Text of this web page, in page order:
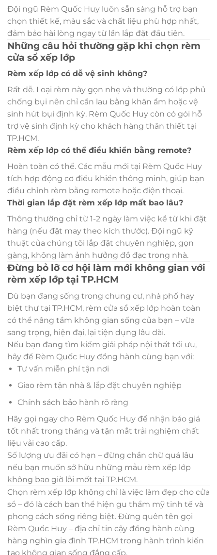
Đội ngũ Rèm Quốc Huy luôn sẵn sàng hỗ trợ bạn
chọn thiết kế, màu sắc và chất liệu phù hợp nhất,
đảm bảo hài lòng ngay từ lần lắp đặt đầu tiên.
Những câu hỏi thường gặp khi chọn rèm
cửa sổ xếp lớp
Rèm xếp lớp có dễ vệ sinh không?
Rất dễ. Loại rèm này gọn nhẹ và thường có lớp phủ
chống bụi nên chỉ cần lau bằng khăn ẩm hoặc vệ
sinh hút bụi định kỳ. Rèm Quốc Huy còn có gói hỗ
trợ vệ sinh định kỳ cho khách hàng thân thiết tại
TP.HCM.
Rèm xếp lớp có thể điều khiển bằng remote?
Hoàn toàn có thể. Các mẫu mới tại Rèm Quốc Huy
tích hợp động cơ điều khiển thông minh, giúp bạn
điều chỉnh rèm bằng remote hoặc điện thoại.
Thời gian lắp đặt rèm xếp lớp mất bao lâu?
Thông thường chỉ từ 1-2 ngày làm việc kể từ khi đặt
hàng (nếu đặt may theo kích thước). Đội ngũ kỹ
thuật của chúng tôi lắp đặt chuyên nghiệp, gọn
gàng, không làm ảnh hưởng đồ đạc trong nhà.
Đừng bỏ lỡ cơ hội làm mới không gian với
rèm xếp lớp tại TP.HCM
Dù bạn đang sống trong chung cư, nhà phố hay
biệt thự tại TP.HCM, rèm cửa sổ xếp lớp hoàn toàn
có thể nâng tầm không gian sống của bạn – vừa
sang trọng, hiện đại, lại tiện dụng lâu dài.
Nếu bạn đang tìm kiếm giải pháp nội thất tối ưu,
hãy để Rèm Quốc Huy đồng hành cùng bạn với:
Tư vấn miễn phí tận nơi
Giao rèm tận nhà & lắp đặt chuyên nghiệp
Chính sách bảo hành rõ ràng
Hãy gọi ngay cho Rèm Quốc Huy để nhận báo giá
tốt nhất trong tháng và tận mắt trải nghiệm chất
liệu vải cao cấp.
Số lượng ưu đãi có hạn – đừng chần chừ quá lâu
nếu bạn muốn sở hữu những mẫu rèm xếp lớp
không bao giờ lỗi mốt tại TP.HCM.
Chọn rèm xếp lớp không chỉ là việc làm đẹp cho cửa
sổ – đó là cách bạn thể hiện gu thẩm mỹ tinh tế và
phong cách sống riêng biệt. Đừng quên tên gọi
Rèm Quốc Huy – địa chỉ tin cậy đồng hành cùng
hàng nghìn gia đình TP.HCM trong hành trình kiến
tạo không gian sống đẳng cấp.